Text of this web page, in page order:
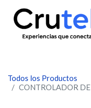
Todos los Productos
CONTROLADOR